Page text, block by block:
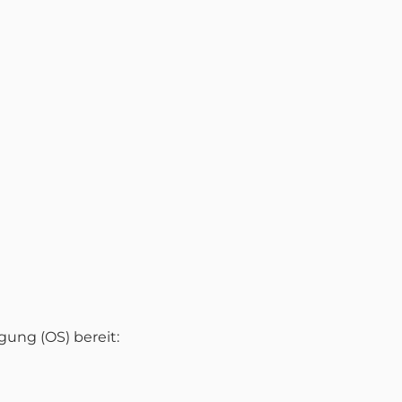
(OS) bereit: